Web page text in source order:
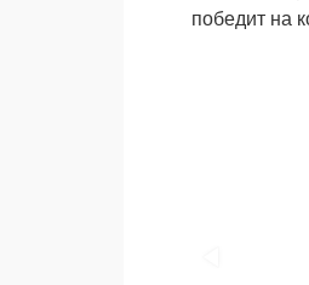
победит на